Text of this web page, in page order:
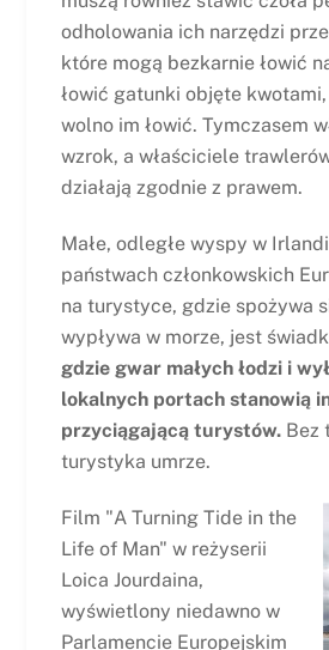
odholowania ich narzędzi
które mogą bezkarnie łowić
łowić gatunki objęte
wolno im łowić. Tymczasem
wzrok, a właściciele
działają zgodnie z prawem.
Małe, odległe wyspy w
państwach członkowskich
na turystyce, gdzie spożywa
wypływa w morze, jest
gdzie gwar małych łodzi i
lokalnych portach stanowią
przyciągającą turystów.Bez
turystyka umrze.
Film "A Turning Tide in the
Life of Man" w reżyserii
Loica Jourdaina,
wyświetlony niedawno w
Parlamencie Europejskim